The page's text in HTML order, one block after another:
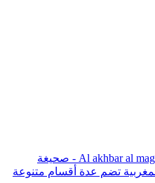
Al akhbar al maghribiya - صحيغة
تضم عدة أقسام متنوعة